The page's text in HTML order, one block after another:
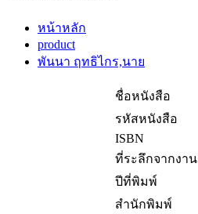
หน้าหลัก
product
พันนา ฤทธิไกร,นาย
ชื่อหนังสือ
รหัสหนังสือ
ISBN
ที่ระลึกจากงาน
ปีที่พิมพ์
สำนักพิมพ์